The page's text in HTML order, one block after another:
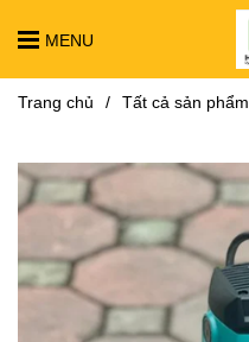
MENU
Trang chủ / Tất cả sản phẩm